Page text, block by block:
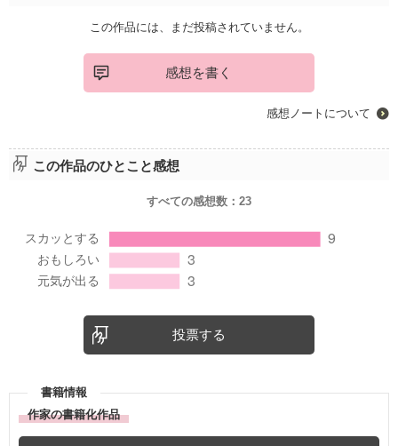
この作品には、まだ投稿されていません。
感想を書く
感想ノートについて
この作品のひとこと感想
すべての感想数： 23
投票する
書籍情報
作家の書籍化作品